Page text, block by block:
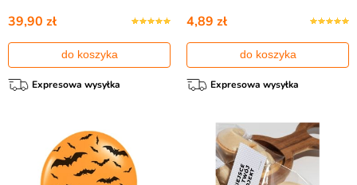
39,90 zł
do koszyka
Expresowa wysyłka
4,89 zł
do koszyka
Expresowa wysyłka